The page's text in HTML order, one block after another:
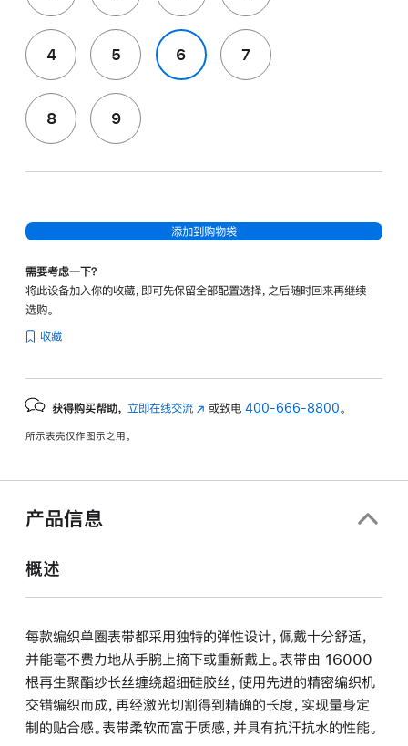
4 5 6 7
8 9
添加到购物袋
需要考虑一下？
将此设备加入你的收藏，即可先保留全部配置选择，之后随时回来再继续
选购。
收藏
获得购买帮助， 立即在线交流 (在
中
或致电400-666-8800 。
所示表壳仅作图示之用。
产品信息
概述
每款编织单圈表带都采用独特的弹性设计，佩戴十分舒适，
并能毫不费力地从手腕上摘下或重新戴上。表带由 16000
根再生聚酯纱长丝缠绕超细硅胶丝，使用先进的精密编织机
交错编织而成，再经激光切割得到精确的长度，实现量身定
制的贴合感。表带柔软而富于质感，并具有抗汗抗水的性能。